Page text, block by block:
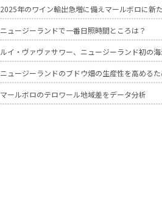
2025年のワイン輸出急増に備えマールボロに新
ニュージーランドで一番日照時間ところは？
ルイ・ヴァヴァサワー、ニュージーランド初の
ニュージーランドのブドウ畑の生産性を高める
マールボロのテロワール地域差をデータ分析